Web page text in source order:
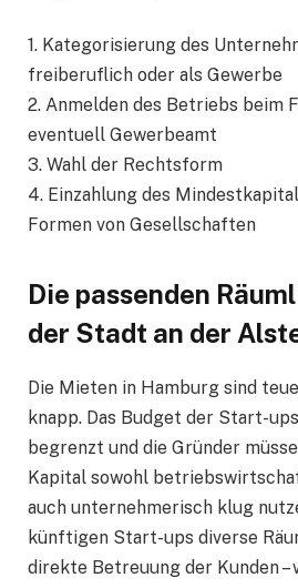
1. Kategorisierung des
freiberuflich oder als Gewerbe
2. Anmelden des Betriebs beim
eventuell Gewerbeamt
3. Wahl der Rechtsform
4. Einzahlung des
Formen von Gesellschaften
Die passenden
der Stadt an der
Die Mieten in Hamburg sind
knapp. Das Budget der Start-
begrenzt und die Gründer
Kapital sowohl
auch unternehmerisch klug
künftigen Start-ups diverse
direkte Betreuung der Kunden –